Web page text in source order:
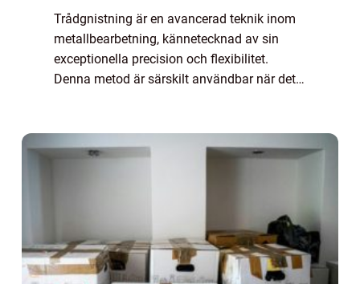
Trådgnistning är en avancerad teknik inom
metallbearbetning, kännetecknad av sin
exceptionella precision och flexibilitet.
Denna metod är särskilt användbar när det